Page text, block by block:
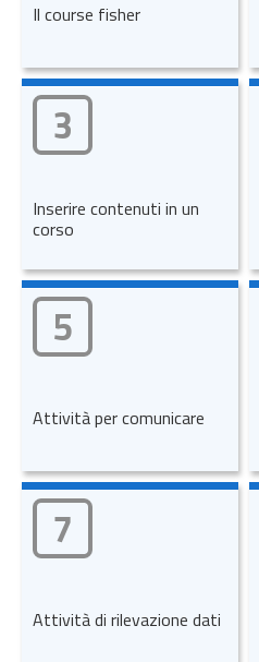
Il course fisher
3
Inserire contenuti in un
corso
5
Attività per comunicare
7
Attività di rilevazione dati